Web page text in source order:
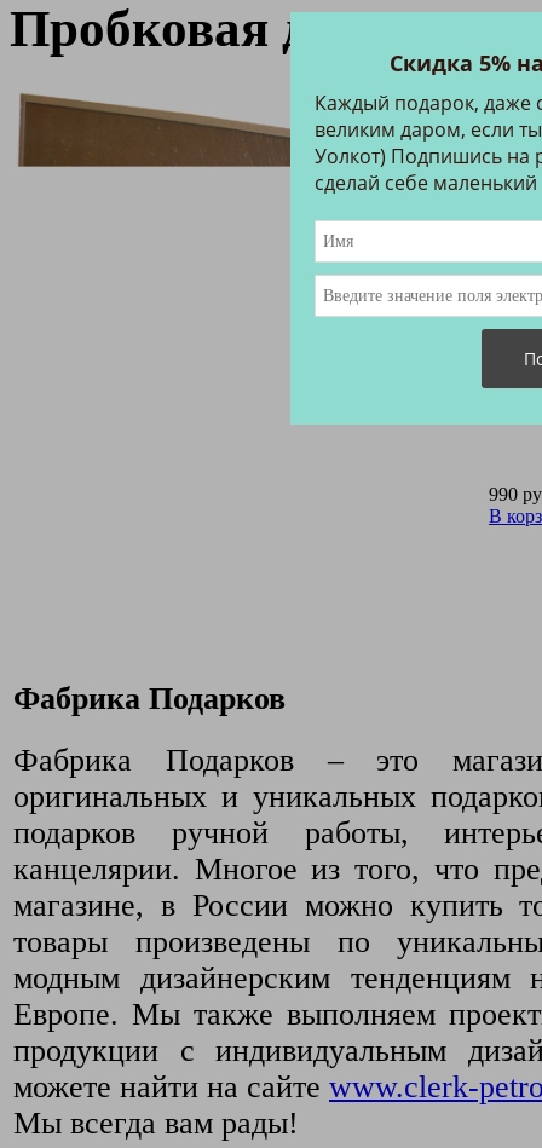
Пробковая доска,
990
В
Фабрика Подарков
Фабрика Подарков – это
оригинальных и уникальных
подарков ручной работы,
канцелярии. Многое из того, что
магазине, в России можно купить
товары произведены по
модным дизайнерским тенденциям
Европе. Мы также выполняем
продукции с индивидуальным
можете найти на сайте www.clerk-
Мы всегда вам рады!
Скидка 5%
Каждый подарок, даже
великим даром, если
Уолкот) Подпишись на
сделай себе